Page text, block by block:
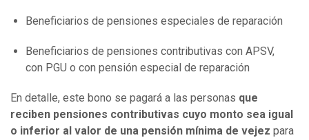
Beneficiarios de pensiones especiales de reparación
Beneficiarios de pensiones contributivas con APSV,
con PGU o con pensión especial de reparación
En detalle, este bono se pagará a las personas que
reciben pensiones contributivas cuyo monto sea igual
o inferior al valor de una pensión mínima de vejez para